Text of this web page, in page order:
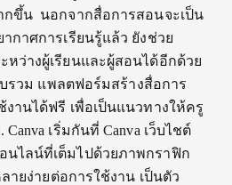
ขึ้น นอกจากสื่อการสอนจะเป็น
กาศการเรียนรู้แล้ว ยังช่วย
ว่างผู้เรียนและผู้สอนได้อีกด้วย
บรวม แพลตฟอร์มสร้างสื่อการ
านได้ฟรี เพื่อเป็นแนวทางให้ครู
เริ่มกันที่ Canva เว็บไชต์
นไลน์ที่เต็มไปด้วยภาพกราฟิก
ายง่ายต่อการใช้งาน เป็นตัว